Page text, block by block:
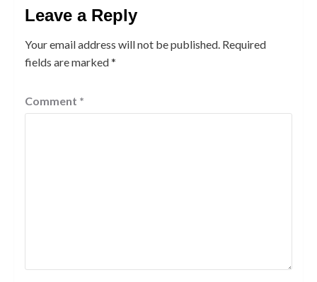
Leave a Reply
Your email address will not be published. Required
fields are marked*
Comment *